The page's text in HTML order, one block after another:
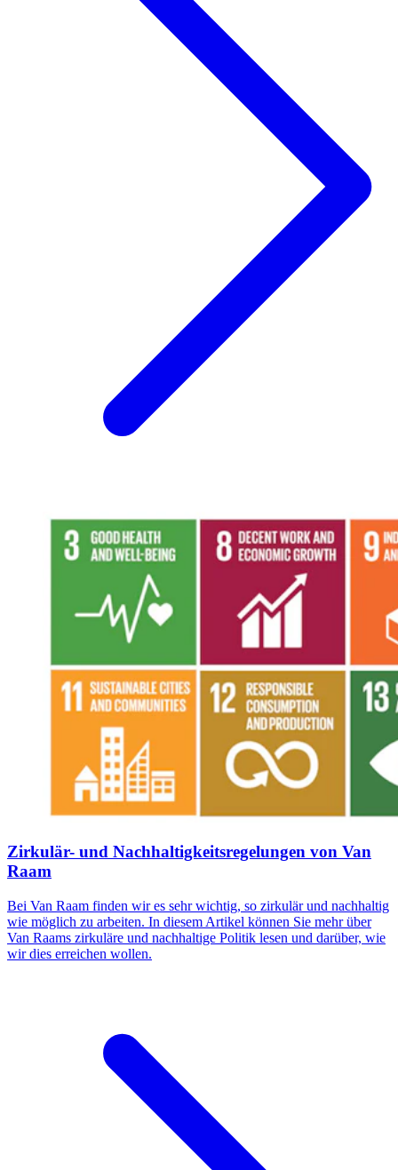
Zirkulär- und Nachhaltigkeitsregelungen von Van
Raam
Bei Van Raam finden wir es sehr wichtig, so zirkulär und nachhaltig
wie möglich zu arbeiten. In diesem Artikel können Sie mehr über
Van Raams zirkuläre und nachhaltige Politik lesen und darüber, wie
wir dies erreichen wollen.